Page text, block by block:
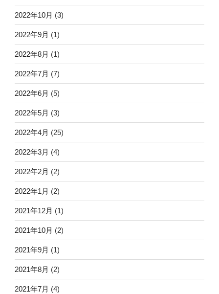
2022年10月 (3)
2022年9月 (1)
2022年8月 (1)
2022年7月 (7)
2022年6月 (5)
2022年5月 (3)
2022年4月 (25)
2022年3月 (4)
2022年2月 (2)
2022年1月 (2)
2021年12月 (1)
2021年10月 (2)
2021年9月 (1)
2021年8月 (2)
2021年7月 (4)